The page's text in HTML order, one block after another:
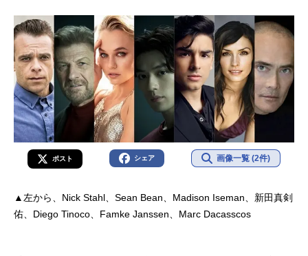
ポスト シェア 画像一覧 (2件)
▲左から、Nick Stahl、Sean Bean、Madison Iseman、新田真剣
佑、Diego Tinoco、Famke Janssen、Marc Dacasscos